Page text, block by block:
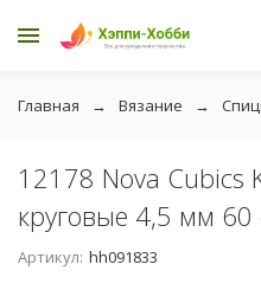
Главная Вязание
12178 Nova Cubics
круговые 4,5 мм 60
Артикул: hh091833